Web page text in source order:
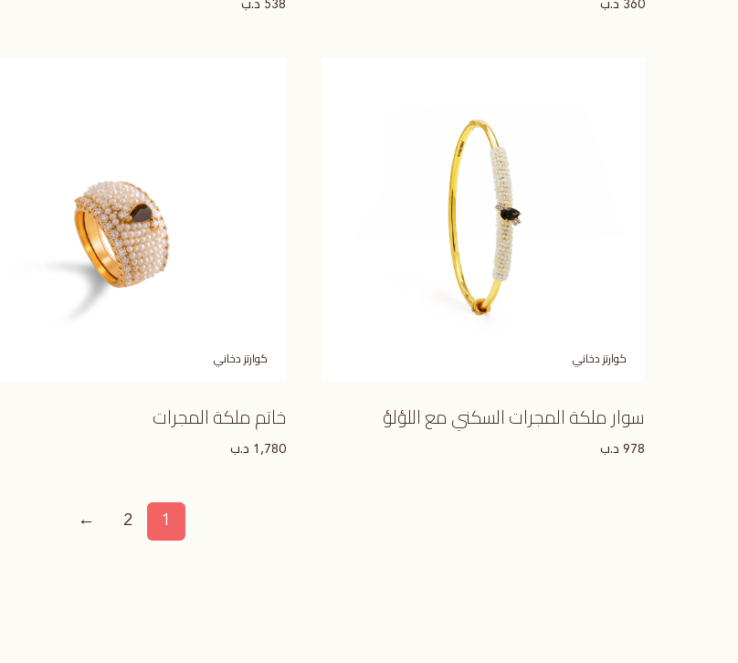
360
538
كوارتز دخاني
سوار ملكة المجرات السكني مع اللؤلؤ
978 د.ب
كوارتز دخاني
خاتم ملكة المجرات
1,780 د.ب
1
2
←